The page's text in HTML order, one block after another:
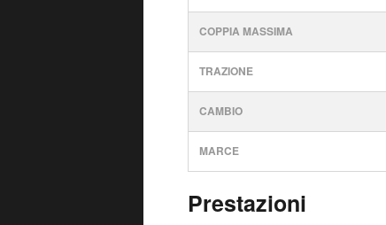
COPPIA MASSIMA
TRAZIONE
CAMBIO
MARCE
Prestazioni